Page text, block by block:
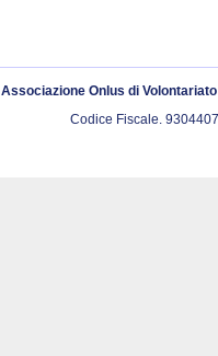
Associazione Onlus di
Codice Fiscale.